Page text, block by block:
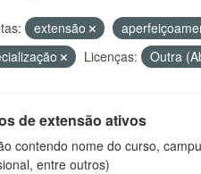
extensão
Licenças: Outra
de extensão ativos
contendo nome do curso,
entre outros)